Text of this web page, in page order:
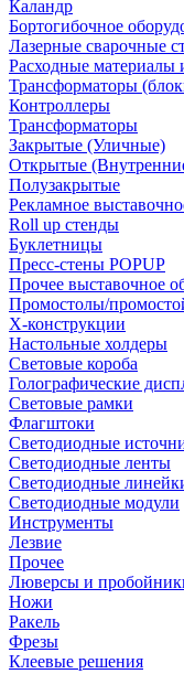
Каландр
Бортогибочное
Лазерные сварочные
Расходные материалы
Трансформаторы
Контроллеры
Трансформаторы
Закрытые (Уличные)
Открытые
Полузакрытые
Рекламное
Roll up стенды
Буклетницы
Пресс-стены POPUP
Прочее выставочное
Промостолы/
Х-конструкции
Настольные холдеры
Световые короба
Голографические
Световые рамки
Флагштоки
Светодиодные
Светодиодные ленты
Светодиодные
Светодиодные модули
Инструменты
Лезвие
Прочее
Люверсы и
Ножи
Ракель
Фрезы
Клеевые решения